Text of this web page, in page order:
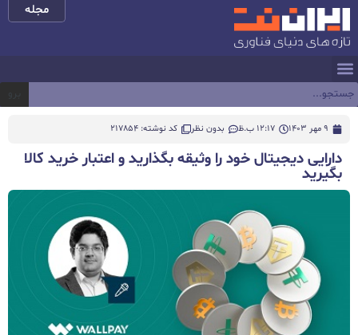
مجله
9 مهر 1403 12:17 ب.ظ بدون نظر کد نوشته: 217854
دارایی دیجیتال خود را وثیقه بگذارید و اعتبار خرید کالا
بگیرید